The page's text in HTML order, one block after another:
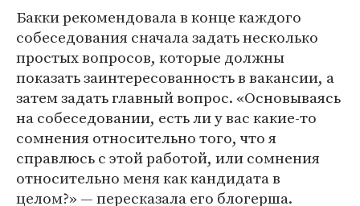
Бакки рекомендовала в конце каждого
собеседования сначала задать несколько
простых вопросов, которые должны
показать заинтересованность в вакансии, а
затем задать главный вопрос. «Основываясь
на собеседовании, есть ли у вас какие-то
сомнения относительно того, что я
справлюсь с этой работой, или сомнения
относительно меня как кандидата в
целом?» — пересказала его блогерша.